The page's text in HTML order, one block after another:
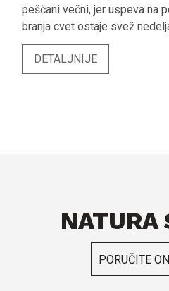
DETALJNIJE
NATURA
PORUČITE